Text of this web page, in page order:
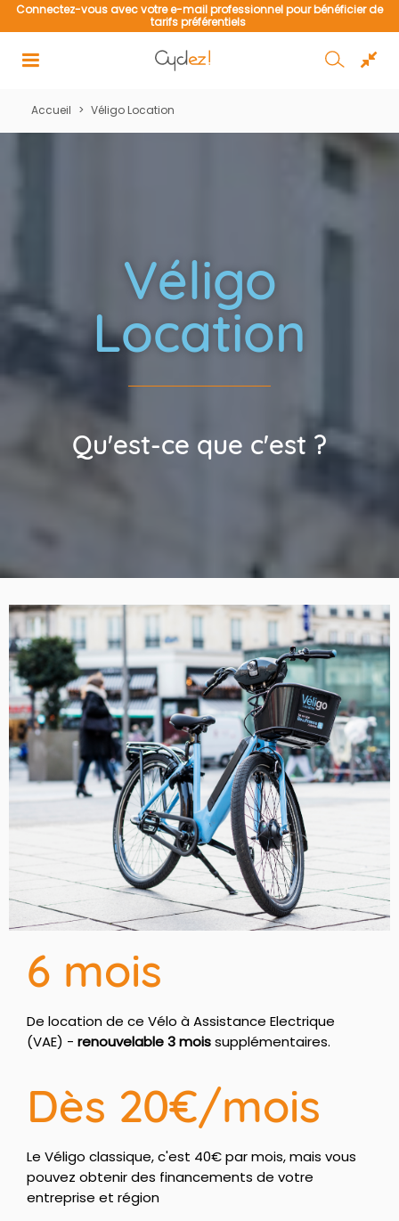
Connectez-vous avec votre e-mail professionnel pour bénéficier de
tarifs préférentiels
Accueil > Véligo Location
Véligo
Location
Qu'est-ce que c'est ?
6 mois
De location de ce Vélo à Assistance Electrique
(VAE) - renouvelable 3 moissupplémentaires.
Dès 20€/mois
Le Véligo classique, c'est 40€ par mois, mais vous
pouvez obtenir des financements de votre
entreprise et région